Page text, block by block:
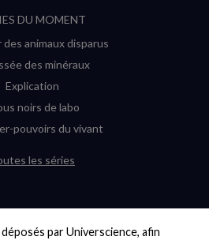
par Universcience, afin
DU MOMENT
animaux disparus
des minéraux
Explication
noirs de labo
pouvoirs du vivant
les séries